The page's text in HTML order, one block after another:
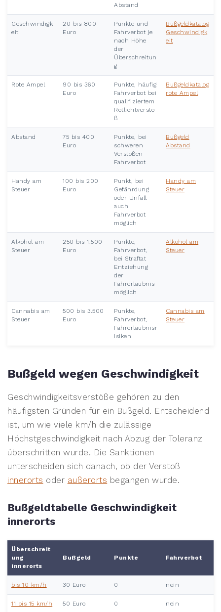
Abstand
Geschwindigk
eit
20 bis 800
Euro
Punkte und
Fahrverbot je
nach Höhe
der
Überschreitun
g
Bußgeldkatalog
Geschwindigk
eit
Rote Ampel
90 bis 360
Euro
Punkte, häufig
Fahrverbot bei
qualifiziertem
Rotlichtversto
ß
Bußgeldkatalog
rote Ampel
Abstand
75 bis 400
Euro
Punkte, bei
schweren
Verstößen
Fahrverbot
Bußgeld
Abstand
Handy am
Steuer
100 bis 200
Euro
Punkt, bei
Gefährdung
oder Unfall
auch
Fahrverbot
möglich
Handy am
Steuer
Alkohol am
Steuer
250 bis 1.500
Euro
Punkte,
Fahrverbot,
bei Straftat
Entziehung
der
Fahrerlaubnis
möglich
Alkohol am
Steuer
Cannabis am
Steuer
500 bis 3.500
Euro
Punkte,
Fahrverbot,
Fahrerlaubnisr
isiken
Cannabis am
Steuer
Bußgeld wegen Geschwindigkeit
Geschwindigkeitsverstöße gehören zu den
häufigsten Gründen für ein Bußgeld. Entscheidend
ist, um wie viele km/h die zulässige
Höchstgeschwindigkeit nach Abzug der Toleranz
überschritten wurde. Die Sanktionen
unterscheiden sich danach, ob der Verstoß
innerorts oder außerorts begangen wurde.
Bußgeldtabelle Geschwindigkeit
innerorts
Überschreit
ung
innerorts
Bußgeld Punkte Fahrverbot
bis 10 km/h 30 Euro 0 nein
11 bis 15 km/h 50 Euro 0 nein